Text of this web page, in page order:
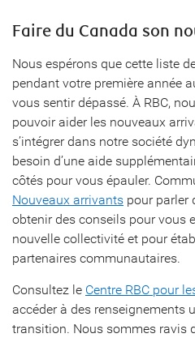
Faire du Canada son
Nous espérons que cette liste
pendant votre première année
vous sentir dépassé. À RBC,
pouvoir aider les nouveaux
s’intégrer dans notre société
besoin d’une aide
côtés pour vous épauler.
Nouveaux arrivants pour parler
obtenir des conseils pour vous
nouvelle collectivité et pour
partenaires communautaires.
Consultez le Centre RBC pour
accéder à des renseignements
transition. Nous sommes ravis